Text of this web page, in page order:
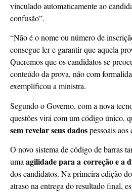
vinculado automaticamente ao
confusão”.
“Não é o nome ou número de
consegue ler e garantir que aquela
Queremos que os candidatos se
conteúdo da prova, não com
exemplificou a ministra.
Segundo o Governo, com a nova
questões virá com um código único,
sem revelar seus dadospessoais aos
O novo sistema de código de barras
umaagilidade para a correção e a
dos candidatos. Na primeira edição
atraso na entrega do resultado final,